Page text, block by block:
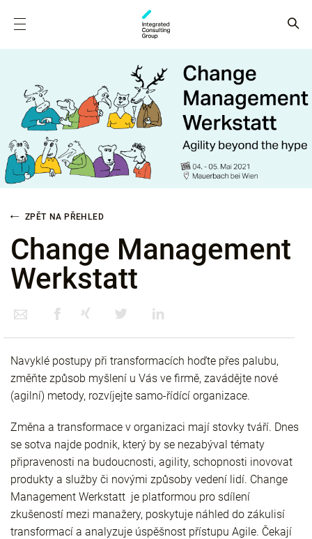
ZPĚT NA PŘEHLED
Change Management
Werkstatt
Navyklé postupy při transformacích hoďte přes palubu,
změňte způsob myšlení u Vás ve firmě, zavádějte nové
(agilní) metody, rozvíjejte samo-řídící organizace.
Změna a transformace v organizaci mají stovky tváří. Dnes
se sotva najde podnik, který by se nezabýval tématy
připravenosti na budoucnosti, agility, schopnosti inovovat
produkty a služby či novými způsoby vedení lidí. Change
Management Werkstatt je platformou pro sdílení
zkušeností mezi manažery, poskytuje náhled do zákulisí
transformací a analyzuje úspěšnost přístupu Agile. Čekají